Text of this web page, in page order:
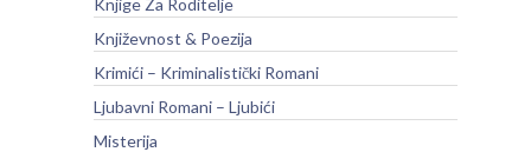
Knjige Za Roditelje
Književnost & Poezija
Krimići – Kriminalistički Romani
Ljubavni Romani – Ljubići
Misterija